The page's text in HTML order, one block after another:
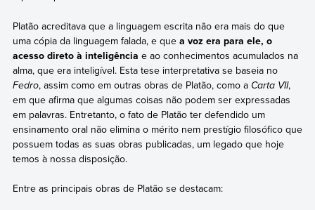
Platão acreditava que a linguagem escrita não era mais do que
uma cópia da linguagem falada, e quea voz era para ele, o
acesso direto à inteligência e ao conhecimentos acumulados na
alma, que era inteligível. Esta tese interpretativa se baseia no
Fedro, assim como em outras obras de Platão, como a Carta VII,
em que afirma que algumas coisas não podem ser expressadas
em palavras. Entretanto, o fato de Platão ter defendido um
ensinamento oral não elimina o mérito nem prestígio filosófico que
possuem todas as suas obras publicadas, um legado que hoje
temos à nossa disposição.
Entre as principais obras de Platão se destacam: